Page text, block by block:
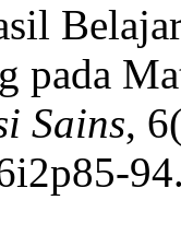
pada
Sains,